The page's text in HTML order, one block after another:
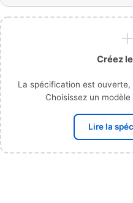
Créez
La spécification est
Choisissez un
Lire la